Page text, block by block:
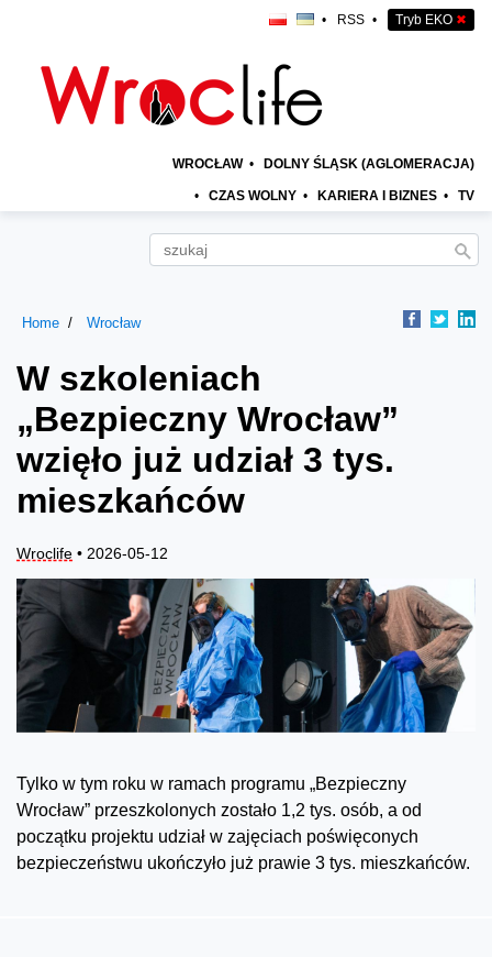
• RSS • Tryb EKO ✖
WROCŁAW • DOLNY ŚLĄSK (AGLOMERACJA)
• CZAS WOLNY • KARIERA I BIZNES • TV
Home Wrocław
W szkoleniach
„Bezpieczny Wrocław”
wzięło już udział 3 tys.
mieszkańców
Wroclife • 2026-05-12
Tylko w tym roku w ramach programu „Bezpieczny
Wrocław” przeszkolonych zostało 1,2 tys. osób, a od
początku projektu udział w zajęciach poświęconych
bezpieczeństwu ukończyło już prawie 3 tys. mieszkańców.